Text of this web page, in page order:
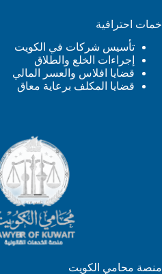
خمات احترافية
تأسيس شركات في الكويت
إجراءات الخلع والطلاق
قضايا افلاس والعسر المالي
قضايا المكلف برعاية معاق
منصة محامي الكويت